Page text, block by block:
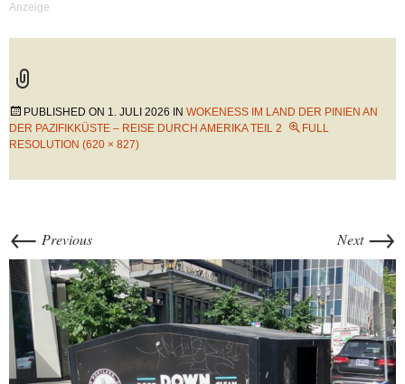
PUBLISHED ON 1. JULI 2026 IN WOKENESS IM LAND DER PINIEN AN
DER PAZIFIKKÜSTE – REISE DURCH AMERIKA TEIL 2
FULL
RESOLUTION (620 × 827)
← Previous Next →